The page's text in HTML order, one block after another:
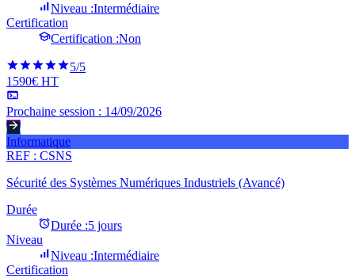
Niveau :Intermédiaire
Certification
Certification :Non
5/5
1590€ HT
Prochaine session : 14/09/2026
Informatique
REF : CSNS
Sécurité des Systèmes Numériques Industriels (Avancé)
Durée
Durée :5 jours
Niveau
Niveau :Intermédiaire
Certification